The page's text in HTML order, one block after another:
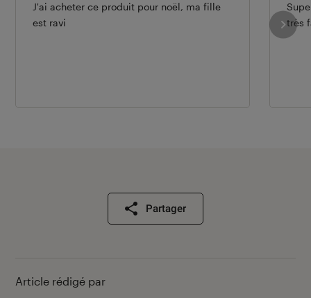
J'ai acheter ce produit pour noël, ma fille
est ravi
très
Partager
Article rédigé par